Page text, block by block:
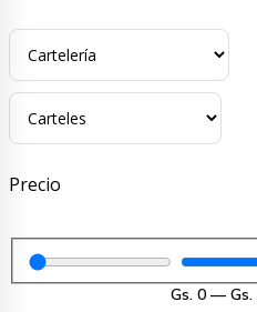
Precio
Gs. 0 — Gs.